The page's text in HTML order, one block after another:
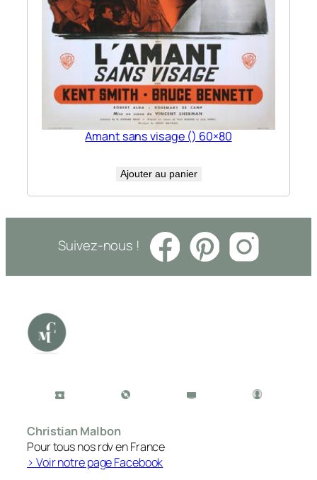
Amant sans visage () 60×80
Ajouter au panier
Suivez-nous !
Christian Malbon
Pour tous nos rdv en France
> Voir notre page Facebook